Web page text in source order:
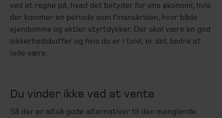
ved at regne på, hvad det betyder for ens økonomi, hvis
der kommer en periode som finanskrisen, hvor både
ejendomme og aktier styrtdykker. Der skal være en god
sikkerhedsbuffer og hvis du er i tvivl, er det bedre at
lade være.
Du vinder ikke ved at vente
Så der er altså gode alternativer til den manglende